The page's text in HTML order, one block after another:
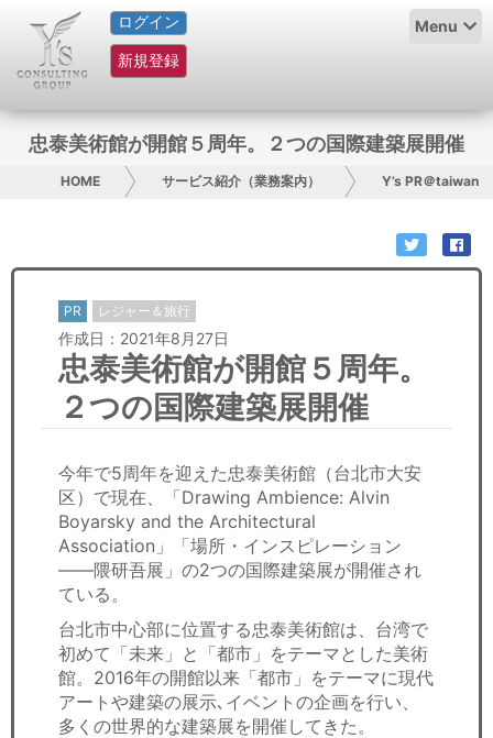
ログイン
新規登録
Menu
HOME
サービス紹介
コラム
グループ概要
日本人にPR
コンサルティング
セミナー
経済ニュース
労務顧問
ＩＴ
飲食店情報
忠泰美術館が開館５周年。２つの国際建築展開催
HOME サービス紹介（業務案内） Y’s PR＠taiwan
PR レジャー＆旅行
作成日：2021年8月27日
忠泰美術館が開館５周年。
２つの国際建築展開催
今年で5周年を迎えた忠泰美術館（台北市大安
区）で現在、「Drawing Ambience: Alvin
Boyarsky and the Architectural
Association」「場所・インスピレーション
――隈研吾展」の2つの国際建築展が開催され
ている。
台北市中心部に位置する忠泰美術館は、台湾で
初めて「未来」と「都市」をテーマとした美術
館。2016年の開館以来「都市」をテーマに現代
アートや建築の展示､イベントの企画を行い、
多くの世界的な建築展を開催してきた。